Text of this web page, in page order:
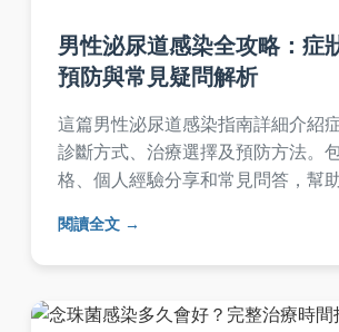
男性泌尿道感染全攻略：症
預防與常見疑問解析
這篇男性泌尿道感染指南詳細介紹
診斷方式、治療選擇及預防方法。
格、個人經驗分享和常見問答，幫
真實案例出發，提供專業建議，適
眾參考。
閱讀全文